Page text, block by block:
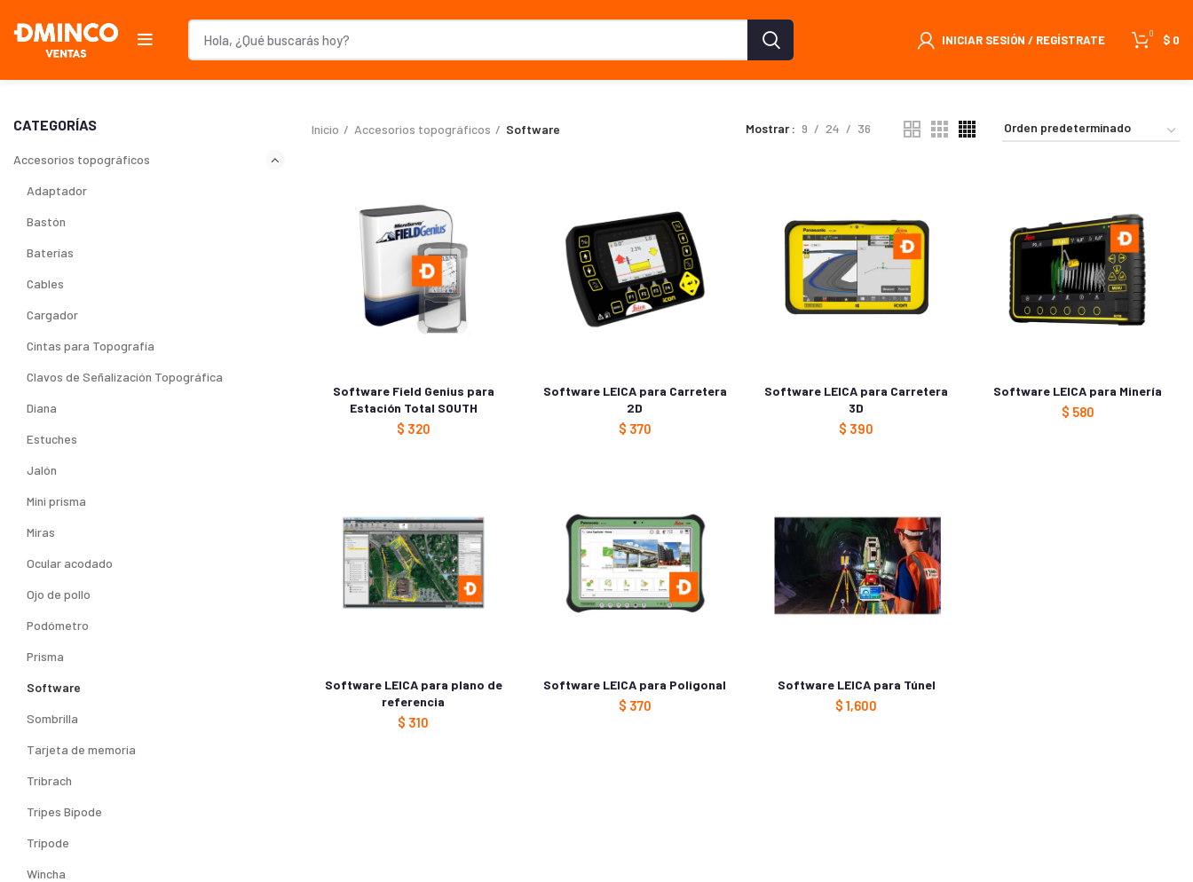
INICIAR SESIÓN / REGÍSTRATE 0 $ 0
CATEGORÍAS
Accesorios topográficos
Adaptador
Bastón
Baterías
Cables
Cargador
Cintas para Topografía
Clavos de Señalización Topográfica
Diana
Estuches
Jalón
Mini prisma
Miras
Ocular acodado
Ojo de pollo
Podómetro
Prisma
Software
Sombrilla
Tarjeta de memoria
Tribrach
Tripes Bípode
Trípode
Wincha
Inicio Accesorios topográficos Software Mostrar 9 24 36
Software Field Genius para
Estación Total SOUTH
$ 320
Software LEICA para Carretera
2D
$ 370
Software LEICA para Carretera
3D
$ 390
Software LEICA para Minería
$ 580
Software LEICA para plano de
referencia
$ 310
Software LEICA para Poligonal
$ 370
Software LEICA para Túnel
$ 1,600